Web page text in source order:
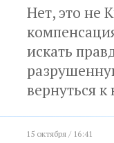
Нет, это не
искать
вернуться
15 октября / 16:41